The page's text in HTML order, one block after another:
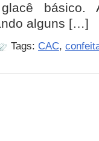
básico.
alguns […]
Tags: CAC,